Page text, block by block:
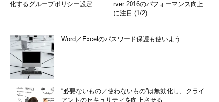
化するグループポリシー設定
rver 2016のパフォーマンス向上
に注目 (1/2)
Word／Excelのパスワード保護も使いよう
“必要ないもの／使わないもの”は無効化し、クライ
アントのセキュリティを向上させる